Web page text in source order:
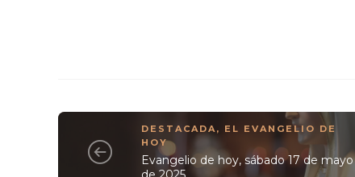
DESTACADA, EL EVANGELIO DE
HOY
Evangelio de hoy, sábado 17 de mayo